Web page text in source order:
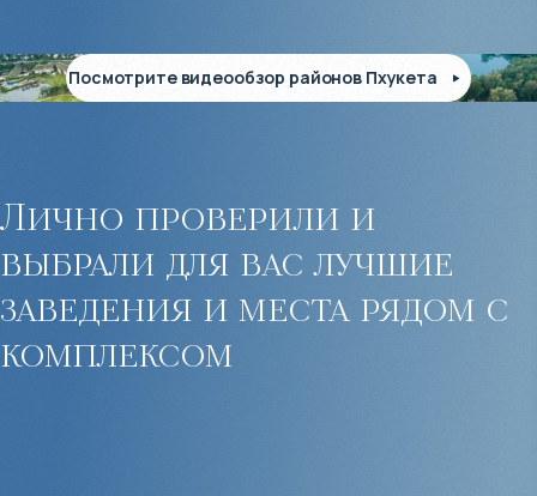
Посмотрите видеообзор районов Пхукета
Лично проверили и
выбрали для вас лучшие
заведения и места рядом с
комплексом